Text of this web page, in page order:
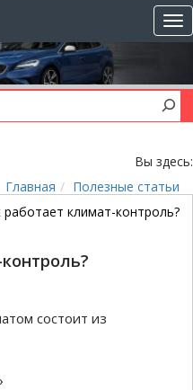
Вы здесь:
Главная
Полезные статьи
работает климат-контроль?
состоит из